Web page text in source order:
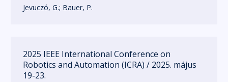
Jevuczó, G. Bauer, P.
2025 IEEE International Conference on
Robotics and Automation (ICRA) / 2025. május
19-23.